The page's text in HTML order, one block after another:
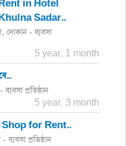
in Hotel
Sadar..
দোকান - ব্যবসা
5 year, 1 month
প্রতিষ্ঠান
5 year, 3 month
for Rent..
ব্যবসা প্রতিষ্ঠান